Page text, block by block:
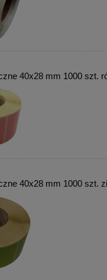
40x28 mm 1000 szt.
40x28 mm 1000 szt.